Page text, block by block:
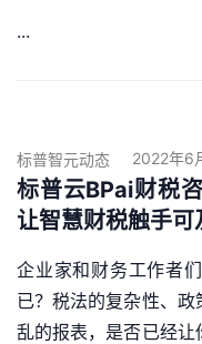
...
标普智元动态 2022年6
标普云BPai财税
让智慧财税触手可
企业家和财务工作者
已？税法的复杂性、
乱的报表，是否已经